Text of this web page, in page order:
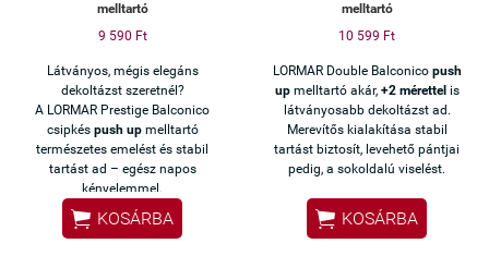
melltartó
9 590 Ft
Látványos, mégis elegáns
dekoltázst szeretnél?
A LORMAR Prestige Balconico
csipkés push upmelltartó
természetes emelést és stabil
tartást ad – egész napos
kényelemmel.
 KOSÁRBA
melltartó
10 599 Ft
LORMAR Double Balconico push
upmelltartó akár, +2 mérettel is
látványosabb dekoltázst ad.
Merevítős kialakítása stabil
tartást biztosít, levehető pántjai
pedig, a sokoldalú viselést.
 KOSÁRBA